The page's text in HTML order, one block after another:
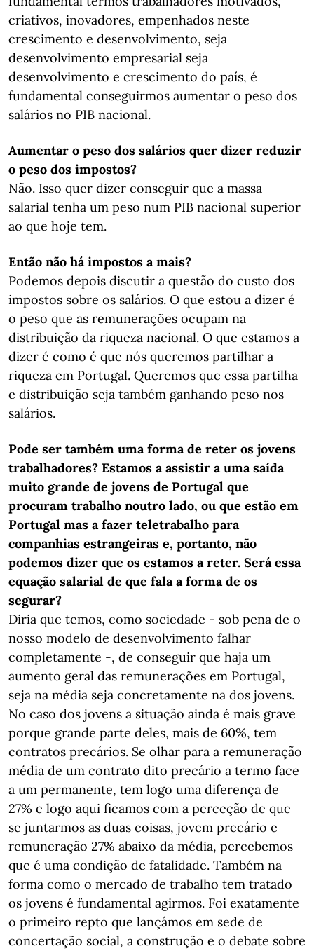
criativos, inovadores, empenhados neste
crescimento e desenvolvimento, seja
desenvolvimento empresarial seja
desenvolvimento e crescimento do país, é
fundamental conseguirmos aumentar o peso dos
salários no PIB nacional.
Aumentar o peso dos salários quer dizer reduzir
o peso dos impostos?
Não. Isso quer dizer conseguir que a massa
salarial tenha um peso num PIB nacional superior
ao que hoje tem.
Então não há impostos a mais?
Podemos depois discutir a questão do custo dos
impostos sobre os salários. O que estou a dizer é
o peso que as remunerações ocupam na
distribuição da riqueza nacional. O que estamos a
dizer é como é que nós queremos partilhar a
riqueza em Portugal. Queremos que essa partilha
e distribuição seja também ganhando peso nos
salários.
Pode ser também uma forma de reter os jovens
trabalhadores? Estamos a assistir a uma saída
muito grande de jovens de Portugal que
procuram trabalho noutro lado, ou que estão em
Portugal mas a fazer teletrabalho para
companhias estrangeiras e, portanto, não
podemos dizer que os estamos a reter. Será essa
equação salarial de que fala a forma de os
segurar?
Diria que temos, como sociedade - sob pena de o
nosso modelo de desenvolvimento falhar
completamente -, de conseguir que haja um
aumento geral das remunerações em Portugal,
seja na média seja concretamente na dos jovens.
No caso dos jovens a situação ainda é mais grave
porque grande parte deles, mais de 60%, tem
contratos precários. Se olhar para a remuneração
média de um contrato dito precário a termo face
a um permanente, tem logo uma diferença de
27% e logo aqui ficamos com a perceção de que
se juntarmos as duas coisas, jovem precário e
remuneração 27% abaixo da média, percebemos
que é uma condição de fatalidade. Também na
forma como o mercado de trabalho tem tratado
os jovens é fundamental agirmos. Foi exatamente
o primeiro repto que lançámos em sede de
concertação social, a construção e o debate sobre